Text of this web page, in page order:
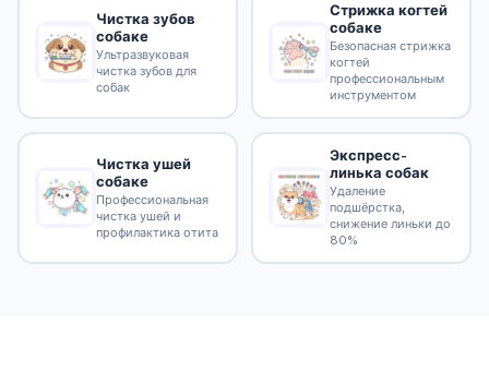
Чистка зубов
собаке
Ультразвуковая
чистка зубов для
собак
Стрижка когтей
собаке
Безопасная стрижка
когтей
профессиональным
инструментом
Чистка ушей
собаке
Профессиональная
чистка ушей и
профилактика отита
Экспресс-
линька собак
Удаление
подшёрстка,
снижение линьки до
80%